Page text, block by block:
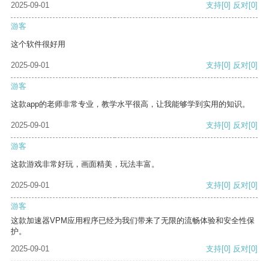
2025-09-01 支持[0] 反对[0]
游客
这个软件很好用
2025-09-01 支持[0] 反对[0]
游客
这款app的老师非常专业，教学水平很高，让我能够学到实用的知识。
2025-09-01 支持[0] 反对[0]
游客
这款游戏非常好玩，画面精美，玩法丰富。
2025-09-01 支持[0] 反对[0]
游客
这款加速器VPM应用程序已经为我们带来了无限的流畅体验和安全性保
护。
2025-09-01
支持[0] 反对[0]